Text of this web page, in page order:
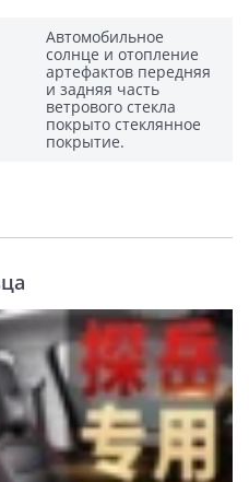
Автомобильное
солнце и отопление
артефактов передняя
и задняя часть
ветрового стекла
покрыто стеклянное
покрытие.